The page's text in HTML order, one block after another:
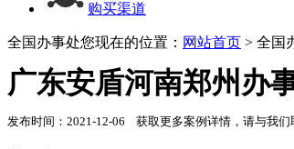
购买渠道
全国办事处您现在的位置： 网站首页 > 全国
广东安盾河南郑州办
发布时间：2021-12-06 获取更多案例详情，请与我们